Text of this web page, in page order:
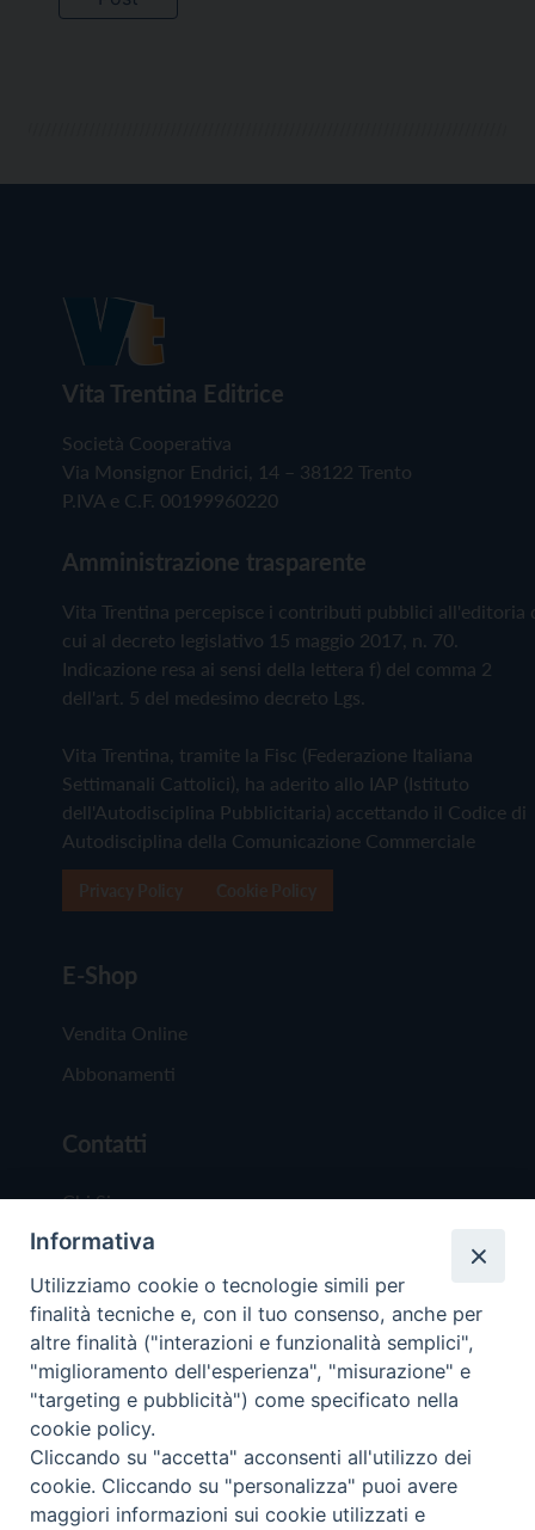
Vita Trentina Editrice
Società Cooperativa
Via Monsignor Endrici, 14 – 38122 Trento
P.IVA e C.F. 00199960220
Amministrazione trasparente
Vita Trentina percepisce i contributi pubblici all'editoria
cui al decreto legislativo 15 maggio 2017, n. 70.
Indicazione resa ai sensi della lettera f) del comma 2
dell'art. 5 del medesimo decreto Lgs.
Vita Trentina, tramite la Fisc (Federazione Italiana
Settimanali Cattolici), ha aderito allo IAP (Istituto
dell'Autodisciplina Pubblicitaria) accettando il Codice di
Autodisciplina della Comunicazione Commerciale
E-Shop
Vendita Online
Abbonamenti
Contatti
Chi Siamo
Redazione
Scrivici
Copyright © 2019 - Tutti i diritti riservati - Vita
Trentina Editrice
Informativa
Utilizziamo cookie o tecnologie simili per
finalità tecniche e, con il tuo consenso, anche per
altre finalità ("interazioni e funzionalità semplici",
"miglioramento dell'esperienza", "misurazione" e
"targeting e pubblicità") come specificato nella
cookie policy.
Cliccando su "accetta" acconsenti all'utilizzo dei
cookie. Cliccando su "personalizza" puoi avere
maggiori informazioni sui cookie utilizzati e